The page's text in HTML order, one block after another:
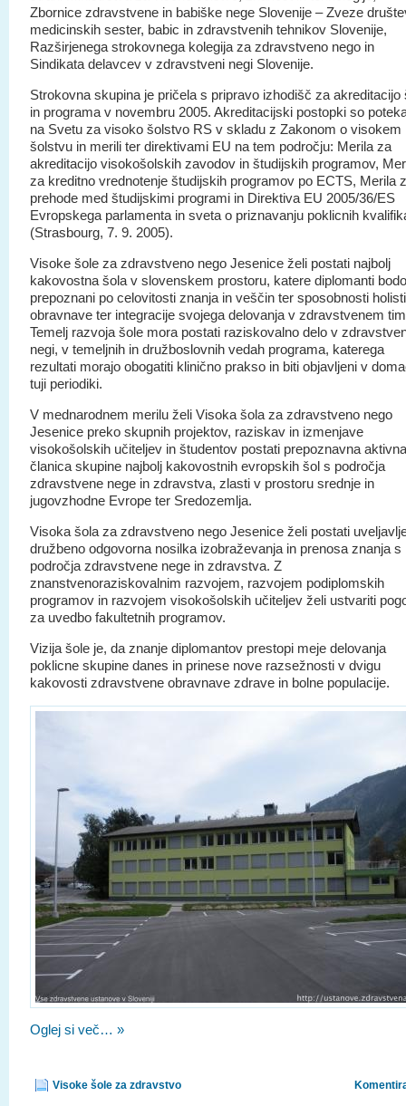
Zbornice zdravstvene in babiške nege Slovenije – Zveze
medicinskih sester, babic in zdravstvenih tehnikov Slovenije,
Razširjenega strokovnega kolegija za zdravstveno nego in
Sindikata delavcev v zdravstveni negi Slovenije.
Strokovna skupina je pričela s pripravo izhodišč za akreditacijo
in programa v novembru 2005. Akreditacijski postopki so
na Svetu za visoko šolstvo RS v skladu z Zakonom o visokem
šolstvu in merili ter direktivami EU na tem področju: Merila za
akreditacijo visokošolskih zavodov in študijskih programov,
za kreditno vrednotenje študijskih programov po ECTS, Merila
prehode med študijskimi programi in Direktiva EU 2005/36/ES
Evropskega parlamenta in sveta o priznavanju poklicnih
(Strasbourg, 7. 9. 2005).
Visoke šole za zdravstveno nego Jesenice želi postati najbolj
kakovostna šola v slovenskem prostoru, katere diplomanti bodo
prepoznani po celovitosti znanja in veščin ter sposobnosti
obravnave ter integracije svojega delovanja v zdravstvenem
Temelj razvoja šole mora postati raziskovalno delo v
negi, v temeljnih in družboslovnih vedah programa, katerega
rezultati morajo obogatiti klinično prakso in biti objavljeni v
tuji periodiki.
V mednarodnem merilu želi Visoka šola za zdravstveno nego
Jesenice preko skupnih projektov, raziskav in izmenjave
visokošolskih učiteljev in študentov postati prepoznavna aktivna
članica skupine najbolj kakovostnih evropskih šol s področja
zdravstvene nege in zdravstva, zlasti v prostoru srednje in
jugovzhodne Evrope ter Sredozemlja.
Visoka šola za zdravstveno nego Jesenice želi postati
družbeno odgovorna nosilka izobraževanja in prenosa znanja s
področja zdravstvene nege in zdravstva. Z
znanstvenoraziskovalnim razvojem, razvojem podiplomskih
programov in razvojem visokošolskih učiteljev želi ustvariti
za uvedbo fakultetnih programov.
Vizija šole je, da znanje diplomantov prestopi meje delovanja
poklicne skupine danes in prinese nove razsežnosti v dvigu
kakovosti zdravstvene obravnave zdrave in bolne populacije.
Oglej si več… »
Visoke šole za zdravstvo